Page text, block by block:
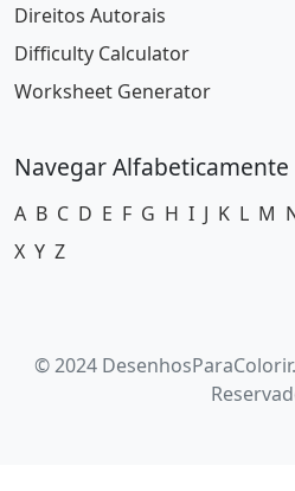
Direitos Autorais
Difficulty Calculator
Worksheet Generator
Navegar Alfabeticamente
A B C D E F G H I J K L M
X Y Z
© 2024